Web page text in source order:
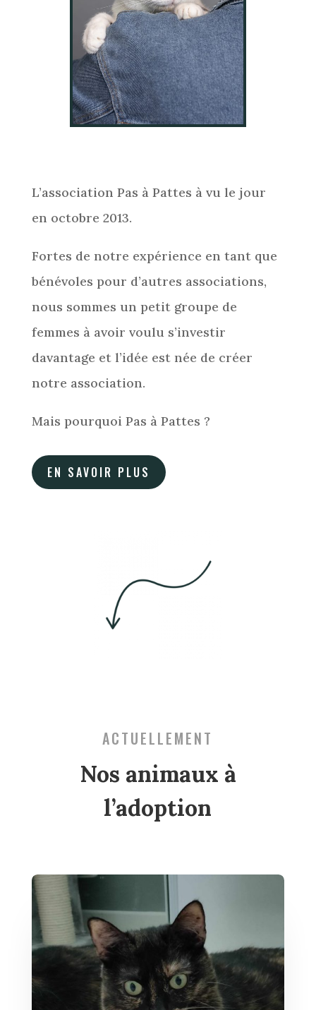
L’association Pas à Pattes à vu le jour
en octobre 2013.
Fortes de notre expérience en tant que
bénévoles pour d’autres associations,
nous sommes un petit groupe de
femmes à avoir voulu s’investir
davantage et l’idée est née de créer
notre association.
Mais pourquoi Pas à Pattes ?
EN SAVOIR PLUS
ACTUELLEMENT
Nos animaux à
l’adoption